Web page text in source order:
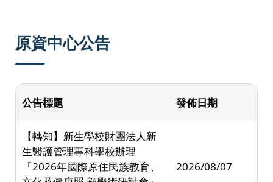
原資中心公告
公告標題 發佈日期
【轉知】新生學校財團法人新
生醫護管理專科學校辦理
「2026年國際原住民族教育、
2026/08/07